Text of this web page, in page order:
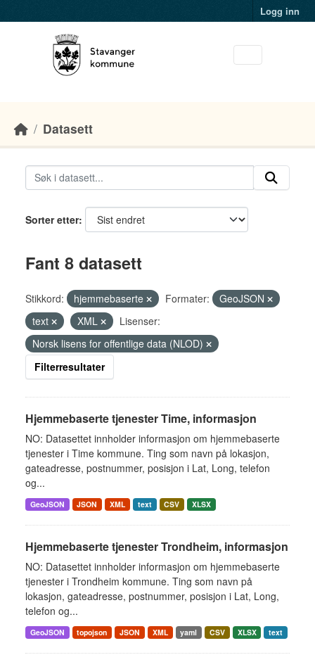
Logg inn
Datasett
Sorter etter
Fant 8 datasett
Stikkord: hjemmebaserte Formater:
GeoJSON
text
XML
Lisenser:
Norsk lisens for offentlige data (NLOD)
Filterresultater
Hjemmebaserte tjenester Time, informasjon
NO: Datasettet innholder informasjon om hjemmebaserte
tjenester i Time kommune. Ting som navn på lokasjon,
gateadresse, postnummer, posisjon i Lat, Long, telefon
og...
GeoJSON JSON XML text CSV XLSX
Hjemmebaserte tjenester Trondheim, informasjon
NO: Datasettet innholder informasjon om hjemmebaserte
tjenester i Trondheim kommune. Ting som navn på
lokasjon, gateadresse, postnummer, posisjon i Lat, Long,
telefon og...
GeoJSON topojson JSON XML yaml CSV XLSX text